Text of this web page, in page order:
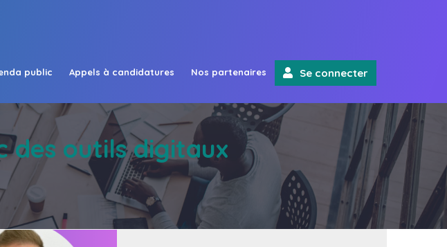
public Appels à candidatures Nos partenaires Se connecter
des outils digitaux